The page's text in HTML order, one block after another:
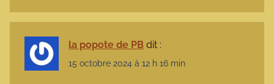
la popote de PB dit :
15 octobre 2024 à 12 h 16 min